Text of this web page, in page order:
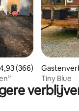
4,93 (366)
Tiny Blue